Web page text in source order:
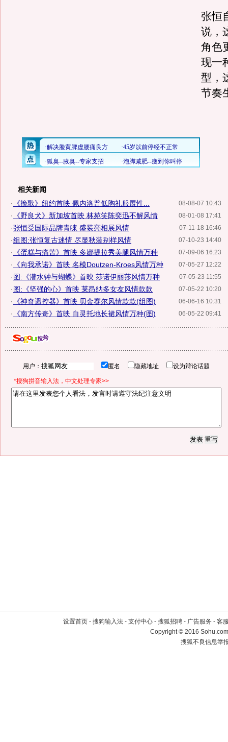
张恒
说，
角色
现一
型，
节奏
相关新闻
08-08-07 10:43
· 《挽歌》纽约首映 佩内洛普低胸礼服展性...
08-01-08 17:41
· 《野良犬》新加坡首映 林苑笑陈奕迅不解风情
07-11-18 16:46
·张恒受国际品牌青睐 盛装亮相展风情
07-10-23 14:40
·组图:张恒复古迷情 尽显秋装别样风情
07-09-06 16:23
· 《蛋糕与痛苦》首映 多娜提拉秀美腿风情万种
07-05-27 12:22
· 《向我承诺》首映 名模Doutzen-Kroes风情万种
07-05-23 11:55
·图:《潜水钟与蝴蝶》首映 莎诺伊丽莎风情万种
07-05-22 10:20
·图:《坚强的心》首映 莱昂纳多女友风情款款
06-06-16 10:31
· 《神奇遥控器》首映 贝金赛尔风情款款(组图)
06-05-22 09:41
· 《南方传奇》首映 白灵托地长裙风情万种(图)
用户： 匿名 隐藏地址 设为辩论话题
*搜狗拼音输入法，中文处理专家>>
设置首页 - 搜狗输入法 - 支付中心 - 搜狐招聘 - 广告服务 - 客
Copyright©2016
搜狐不良信息举